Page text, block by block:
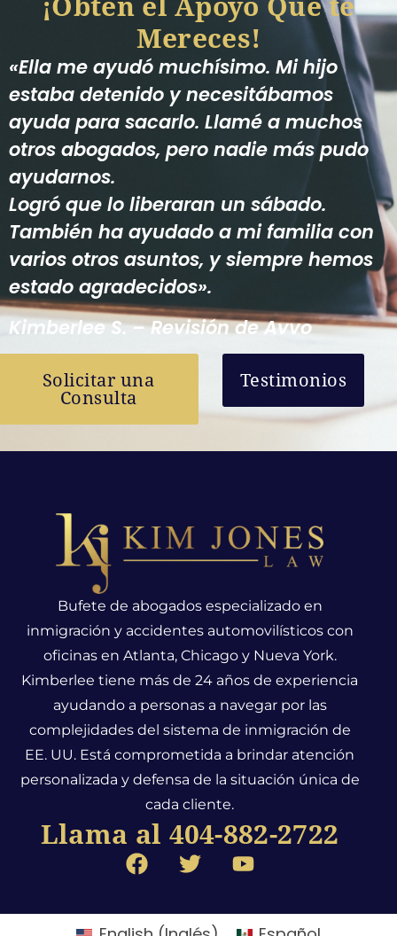
Mereces!
«Ella me ayudó muchísimo. Mi hijo
estaba detenido y necesitábamos
ayuda para sacarlo. Llamé a muchos
otros abogados, pero nadie más pudo
ayudarnos.
Logró que lo liberaran un sábado.
También ha ayudado a mi familia con
varios otros asuntos, y siempre hemos
estado agradecidos».
Kimberlee S. – Revisión de Avvo
Solicitar una
Consulta
Testimonios
Bufete de abogados especializado en
inmigración y accidentes automovilísticos con
oficinas en Atlanta, Chicago y Nueva York.
Kimberlee tiene más de 24 años de experiencia
ayudando a personas a navegar por las
complejidades del sistema de inmigración de
EE. UU. Está comprometida a brindar atención
personalizada y defensa de la situación única de
cada cliente.
Llama al 404-882-2722